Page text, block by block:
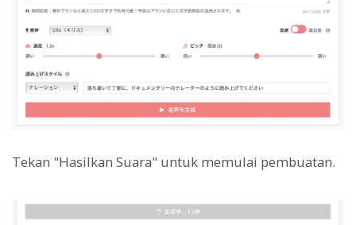
Tekan "Hasilkan Suara" untuk memulai pembuatan.